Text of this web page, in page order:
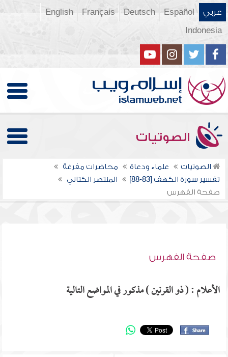
عربي Español
Deutsch
Français
English
Indonesia
الصوتيات
الصوتيات علماء ودعاة
محاضرات مفرغة
تفسير سورة الكهف [83-88]
المنتصر الكتاني
صفحة الفهرس
صفحة الفهرس
الأعلام : ( ذو القرنين ) مذكور في المواضع التالية